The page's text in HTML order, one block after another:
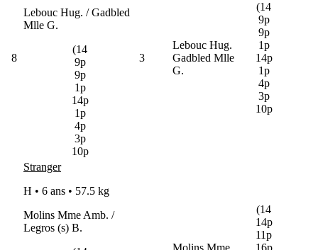
8
Lebouc Hug. / Gadbled
Mlle G.
(14
9p
9p
1p
14p
1p
4p
3p
10p
3
Lebouc Hug.
Gadbled Mlle
G.
(14
9p
9p
1p
14p
1p
4p
3p
10p
Stranger
H • 6 ans • 57.5 kg
Molins Mme Amb. /
Legros (s) B.
Molins Mme
(14
14p
11p
16p